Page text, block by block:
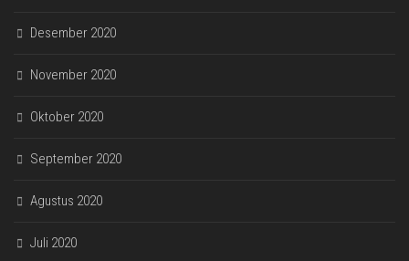
Desember 2020
November 2020
Oktober 2020
September 2020
Agustus 2020
Juli 2020